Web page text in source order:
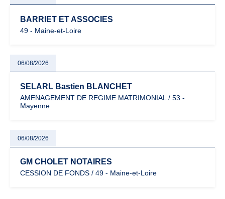
BARRIET ET ASSOCIES
49 - Maine-et-Loire
06/08/2026
SELARL Bastien BLANCHET
AMENAGEMENT DE REGIME MATRIMONIAL / 53 -
Mayenne
06/08/2026
GM CHOLET NOTAIRES
CESSION DE FONDS / 49 - Maine-et-Loire